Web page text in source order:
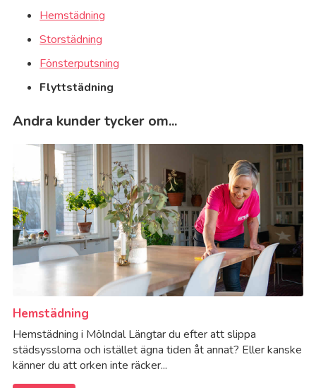
Hemstädning
Storstädning
Fönsterputsning
Flyttstädning
Andra kunder tycker om...
Hemstädning
Hemstädning i Mölndal Längtar du efter att slippa
städsysslorna och istället ägna tiden åt annat? Eller kanske
känner du att orken inte räcker...